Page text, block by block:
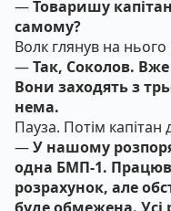
—Товаришу
самому?
Волк глянув на нього
—Так, Соколов.
Вони заходять з
нема.
Пауза. Потім капітан
—У нашому
одна БМП-1.
розрахунок, але